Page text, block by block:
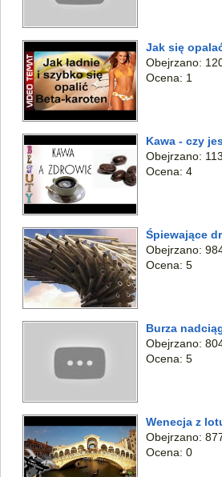
Jak się
Obejrzano:
Ocena: 1
Kawa - czy
Obejrzano:
Ocena: 4
Śpiewające
Obejrzano:
Ocena: 5
Burza
Obejrzano:
Ocena: 5
Wenecja z
Obejrzano:
Ocena: 0